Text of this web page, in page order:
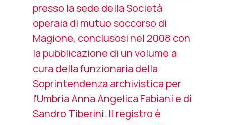
presso la sede della Società
operaia di mutuo soccorso di
Magione, conclusosi nel 2008 con
la pubblicazione di un volume a
cura della funzionaria della
Soprintendenza archivistica per
l'Umbria Anna Angelica Fabiani e di
Sandro Tiberini. Il registro è